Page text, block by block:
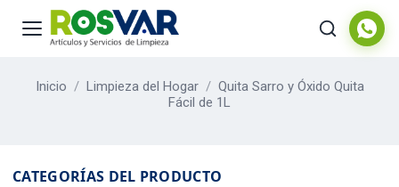
Inicio / Limpieza del Hogar / Quita Sarro y Óxido Quita
Fácil de 1L
CATEGORÍAS DEL PRODUCTO